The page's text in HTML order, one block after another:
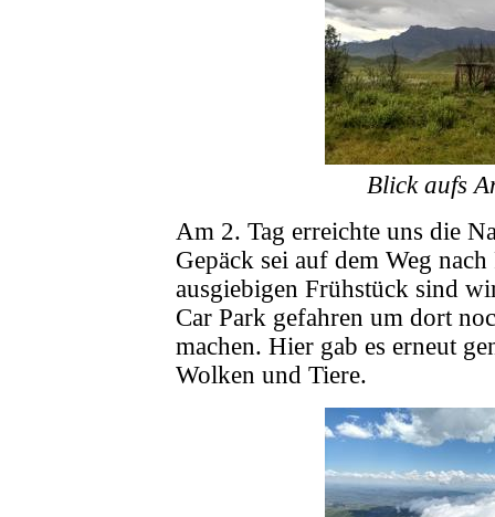
Blick aufs
Am 2. Tag erreichte uns die
Gepäck sei auf dem Weg
ausgiebigen Frühstück sind
Car Park gefahren um dort
machen. Hier gab es erneut
Wolken und Tiere.